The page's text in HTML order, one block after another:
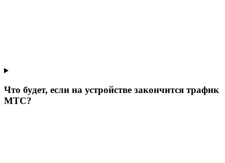
Что будет, если на устройстве закончится трафик
МТС?